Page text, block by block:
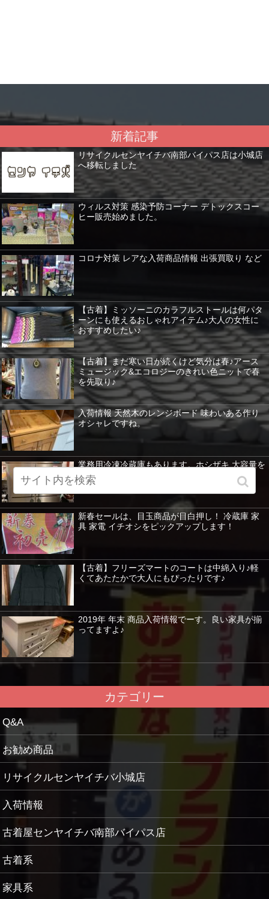
新着記事
リサイクルセンヤイチバ南部バイパス店は小城店
へ移転しました
ウィルス対策 感染予防コーナー デトックスコー
ヒー販売始めました。
コロナ対策 レアな入荷商品情報 出張買取り など
【古着】ミッソーニのカラフルストールは何パタ
ーンにも使えるおしゃれアイテム♪大人の女性に
おすすめしたい♪
【古着】まだ寒い日が続くけど気分は春♪アース
ミュージック&エコロジーのきれい色ニットで春
を先取り♪
入荷情報 天然木のレンジボード 味わいある作り
オシャレですね。
業務用冷凍冷蔵庫もあります。ホシザキ 大容量を
紹介 暖房器具など特価！
新春セールは、目玉商品が目白押し！ 冷蔵庫 家
具 家電 イチオシをピックアップします！
【古着】フリーズマートのコートは中綿入り♪軽
くてあたたかで大人にもぴったりです♪
2019年 年末 商品入荷情報でーす。良い家具が揃
ってますよ♪
カテゴリー
Q&A
お勧め商品
リサイクルセンヤイチバ小城店
入荷情報
古着屋センヤイチバ南部バイパス店
古着系
家具系